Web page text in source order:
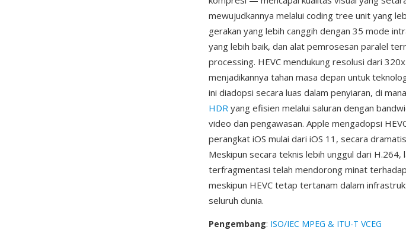
mewujudkannya melalui coding tree unit yang
gerakan yang lebih canggih dengan 35 mode
yang lebih baik, dan alat pemrosesan paralel
processing. HEVC mendukung resolusi dari
menjadikannya tahan masa depan untuk
ini diadopsi secara luas dalam penyiaran, di
HDR yang efisien melalui saluran dengan
video dan pengawasan. Apple mengadopsi
perangkat iOS mulai dari iOS 11, secara
Meskipun secara teknis lebih unggul dari
terfragmentasi telah mendorong minat
meskipun HEVC tetap tertanam dalam
seluruh dunia.
Pengembang: ISO/IEC MPEG & ITU-T VCEG